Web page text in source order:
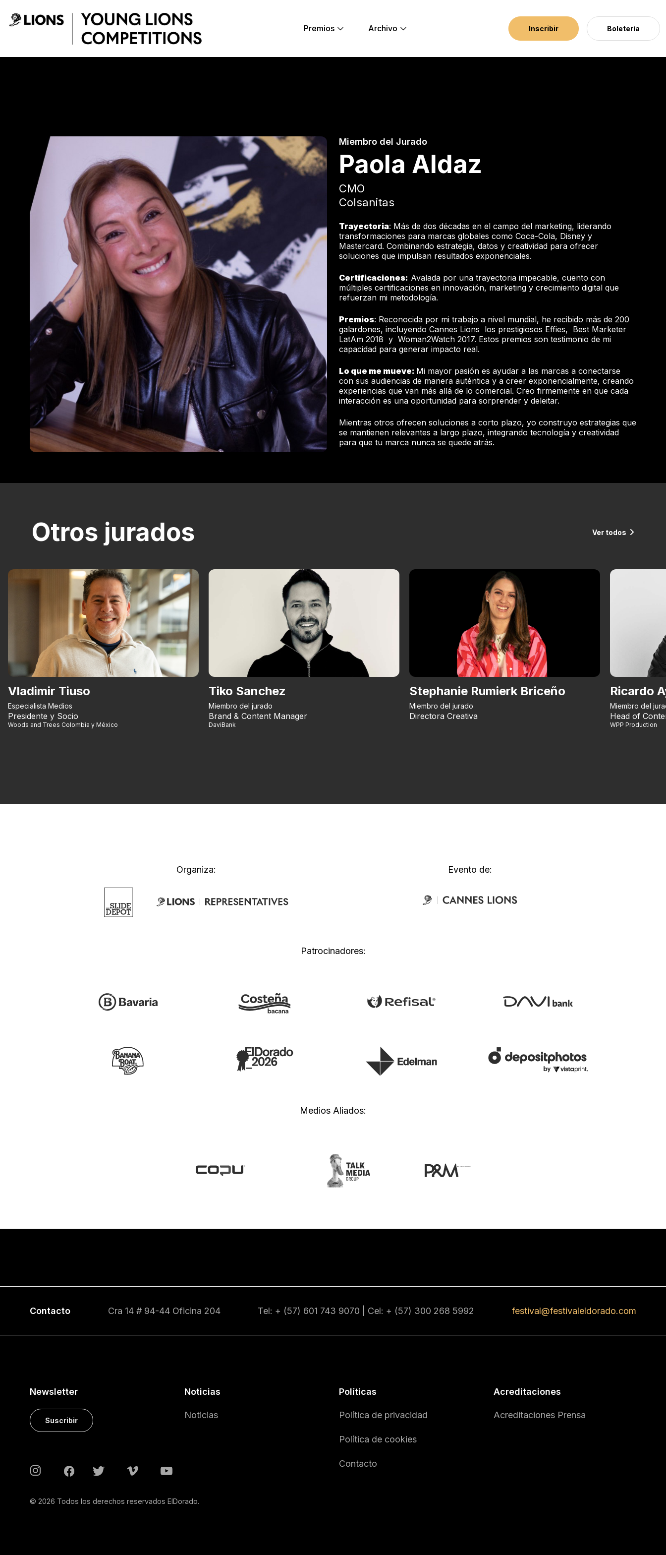
Premios
Archivo Inscribir Boletería
Miembro del Jurado
Paola Aldaz
CMO
Colsanitas
Trayectoria: Más de dos décadas en el campo del marketing, liderando
transformaciones para marcas globales como Coca-Cola, Disney y
Mastercard. Combinando estrategia, datos y creatividad para ofrecer
soluciones que impulsan resultados exponenciales.
Certificaciones: Avalada por una trayectoria impecable, cuento con
múltiples certificaciones en innovación, marketing y crecimiento digital que
refuerzan mi metodología.
Premios: Reconocida por mi trabajo a nivel mundial, he recibido más de 200
galardones, incluyendo Cannes Lions los prestigiosos Effies, Best Marketer
LatAm 2018 y Woman2Watch 2017. Estos premios son testimonio de mi
capacidad para generar impacto real.
Lo que me mueve: Mi mayor pasión es ayudar a las marcas a conectarse
con sus audiencias de manera auténtica y a creer exponencialmente, creando
experiencias que van más allá de lo comercial. Creo firmemente en que cada
interacción es una oportunidad para sorprender y deleitar.
Mientras otros ofrecen soluciones a corto plazo, yo construyo estrategias que
se mantienen relevantes a largo plazo, integrando tecnología y creatividad
para que tu marca nunca se quede atrás.
Otros jurados Ver todos
Vladimir Tiuso
Especialista Medios
Presidente y Socio
Woods and Trees Colombia y México
Tiko Sanchez
Miembro del jurado
Brand & Content Manager
DaviBank
Stephanie Rumierk Briceño
Miembro del jurado
Directora Creativa
Ricardo
Miembro del
Head of
WPP Production
Organiza: Evento de:
Patrocinadores:
Medios Aliados:
Contacto Cra 14 # 94-44 Oficina 204 Tel: + (57) 601 743 9070 | Cel: + (57) 300 268 5992 festival@festivaleldorado.com
Newsletter
Suscribir
Noticias
Noticias
Políticas
Política de privacidad
Política de cookies
Contacto
Acreditaciones
Acreditaciones Prensa
© 2026 Todos los derechos reservados ElDorado.